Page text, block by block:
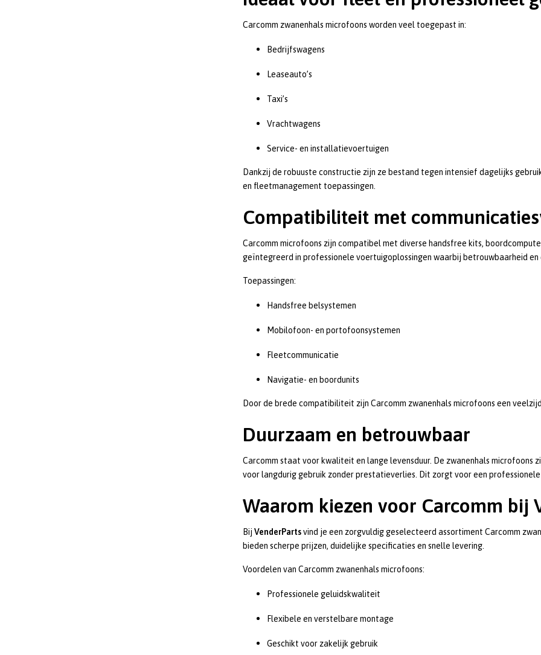
Carcomm zwanenhals microfoons worden veel toegepast in:
Bedrijfswagens
Leaseauto’s
Taxi’s
Vrachtwagens
Service- en installatievoertuigen
Dankzij de robuuste constructie zijn ze bestand tegen intensief dagelijks
en fleetmanagement toepassingen.
Compatibiliteit met
Carcomm microfoons zijn compatibel met diverse handsfree kits,
geïntegreerd in professionele voertuigoplossingen waarbij betrouwbaarheid
Toepassingen:
Handsfree belsystemen
Mobilofoon- en portofoonsystemen
Fleetcommunicatie
Navigatie- en boordunits
Door de brede compatibiliteit zijn Carcomm zwanenhals microfoons een
Duurzaam en betrouwbaar
Carcomm staat voor kwaliteit en lange levensduur. De zwanenhals microfoons
voor langdurig gebruik zonder prestatieverlies. Dit zorgt voor een
Waarom kiezen voor Carcomm bij
Bij VenderPartsvind je een zorgvuldig geselecteerd assortiment Carcomm
bieden scherpe prijzen, duidelijke specificaties en snelle levering.
Voordelen van Carcomm zwanenhals microfoons:
Professionele geluidskwaliteit
Flexibele en verstelbare montage
Geschikt voor zakelijk gebruik